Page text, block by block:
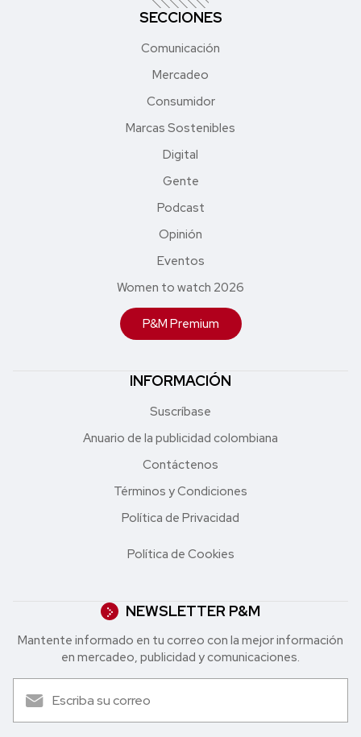
SECCIONES
Comunicación
Mercadeo
Consumidor
Marcas Sostenibles
Digital
Gente
Podcast
Opinión
Eventos
Women to watch 2026
P&M Premium
INFORMACIÓN
Suscríbase
Anuario de la publicidad colombiana
Contáctenos
Términos y Condiciones
Política de Privacidad
Política de Cookies
NEWSLETTER P&M
Mantente informado en tu correo con la mejor in formación
en mercadeo, publicidad y comunicaciones.